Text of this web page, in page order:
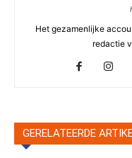
Het gezamenlijke
redactie
GERELATEERDE